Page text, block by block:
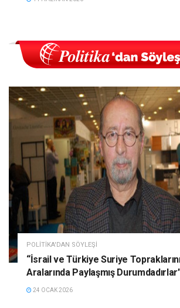
POLITIKA'DAN SÖYLEŞI
“İsrail ve Türkiye Suriye
Aralarında Paylaşmış
24 OCAK 2026